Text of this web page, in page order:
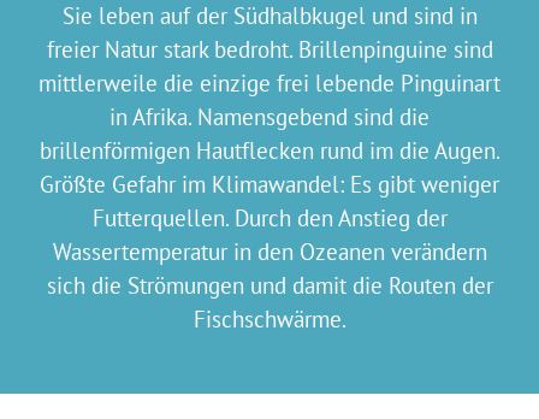
Sie leben auf der Südhalbkugel und sind in
freier Natur stark bedroht. Brillenpinguine sind
mittlerweile die einzige frei lebende Pinguinart
in Afrika. Namensgebend sind die
brillenförmigen Hautflecken rund im die Augen.
Größte Gefahr im Klimawandel: Es gibt weniger
Futterquellen. Durch den Anstieg der
Wassertemperatur in den Ozeanen verändern
sich die Strömungen und damit die Routen der
Fischschwärme.